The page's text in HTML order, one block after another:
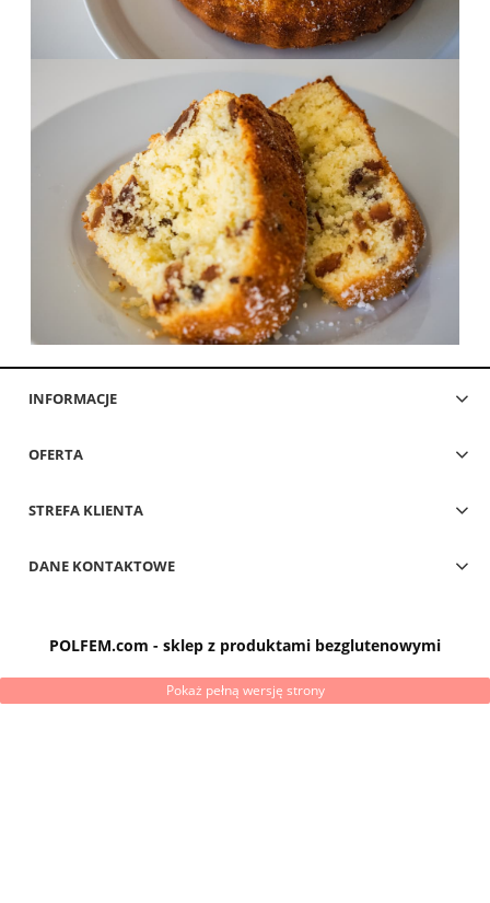
INFORMACJE
OFERTA
STREFA KLIENTA
DANE KONTAKTOWE
POLFEM.com - sklep z produktami bezglutenowymi
Pokaż pełną wersję strony